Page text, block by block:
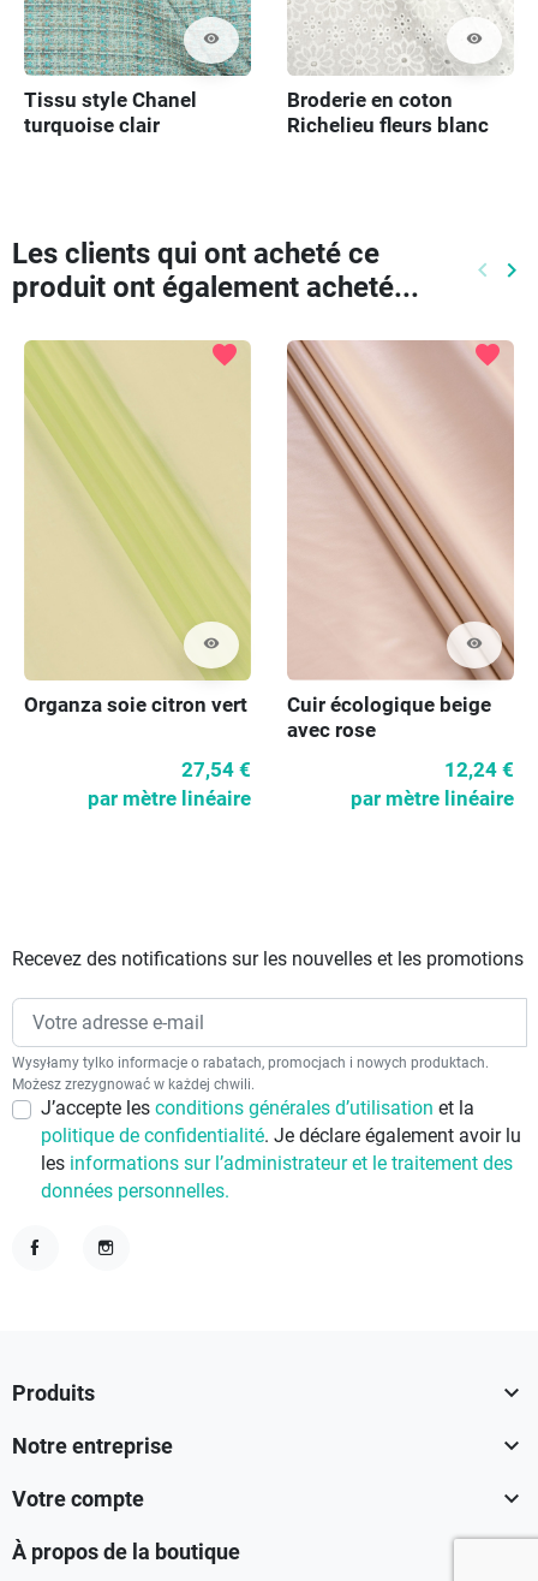
visibility
Tissu style Chanel
turquoise clair
visibility
Broderie en coton
Richelieu fleurs blanc
Les clients qui ont acheté ce
produit ont également acheté...
keyboard_arrow_left keyboard_arrow_right
visibility
favorite
Organza soie citron vert
27,54 €
par mètre linéaire
visibility
favorite
Cuir écologique beige
avec rose
12,24 €
par mètre linéaire
Recevez des notifications sur les nouvelles et les promotions
Wysyłamy tylko informacje o rabatach, promocjach i nowych produktach.
Możesz zrezygnować w każdej chwili.
J’accepte les conditions générales d’utilisation et la
politique de confidentialité. Je déclare également avoir lu
les informations sur l’administrateur et le traitement des
données personnelles.
Produits 
Notre entreprise 
Votre compte 
À propos de la boutique